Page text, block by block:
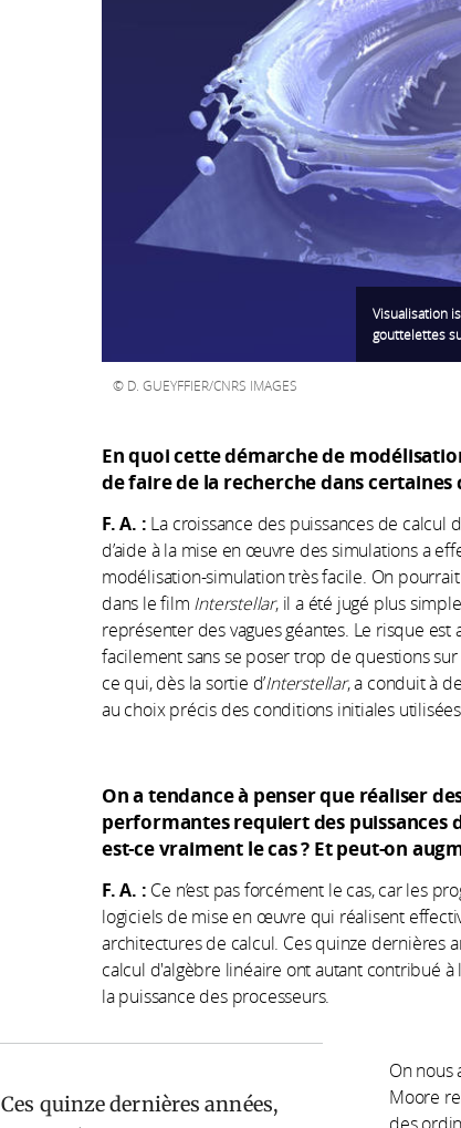
Visualisation
gouttelettes
D. GUEYFFIER/CNRS IMAGES
En quoi cette démarche de
de faire de la recherche dans certaines
F. A. : La croissance des puissances de
d’aide à la mise en œuvre des simulations a
modélisation-simulation très facile. On
dans le film Interstellar, il a été jugé plus
représenter des vagues géantes. Le risque
facilement sans se poser trop de questions
ce qui, dès la sortie d’Interstellar, a conduit à
au choix précis des conditions initiales
On a tendance à penser que réaliser
performantes requiert des puissances
est-ce vraiment le cas? Et peut-on
F. A. : Ce n’est pas forcément le cas, car les
logiciels de mise en œuvre qui réalisent
architectures de calcul. Ces quinze dernières
calcul d'algèbre linéaire ont autant contribué à
la puissance des processeurs.
Ces quinze dernières années,
On nous
Moore
des